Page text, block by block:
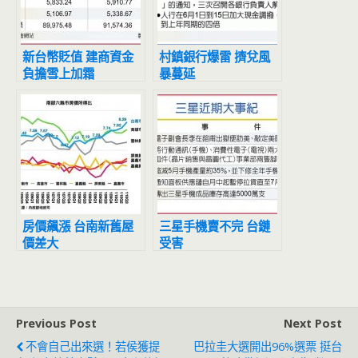
新台幣貶值 建商資金
負擔雪上加霜
村鎮銀行爆雷 擠兌風
暴蔓延
房價飆漲 台南新舊屋
價差大
三星手機賣不完 台鏈
受害
Previous Post
不會自己出來選！若侯獲提
Next Post
巴拉圭大選開出96%選票 挺台